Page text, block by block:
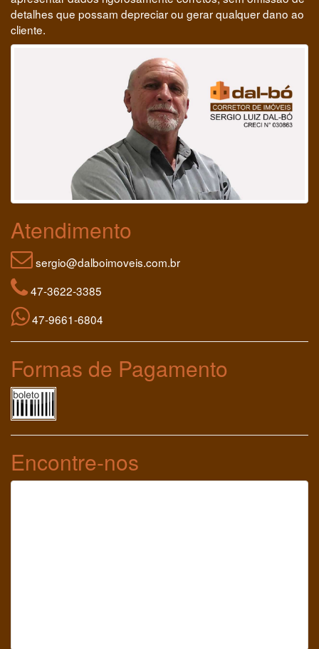
detalhes que possam depreciar ou gerar qualquer dano ao
cliente.
Atendimento
sergio@dalboimoveis.com.br
47-3622-3385
47-9661-6804
Formas de Pagamento
Encontre-nos